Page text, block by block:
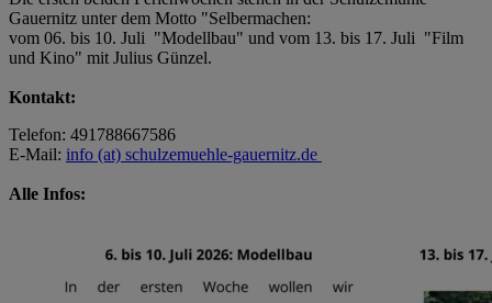
Gauernitz unter dem Motto "Selbermachen:
vom 06. bis 10. Juli "Modellbau" und vom 13. bis 17. Juli "Film
und Kino" mit Julius Günzel.
Kontakt:
Telefon: 491788667586
E-Mail: info (at) schulzemuehle-gauernitz.de
Alle Infos: